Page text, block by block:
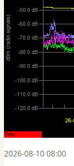
2026-08-10 08:00